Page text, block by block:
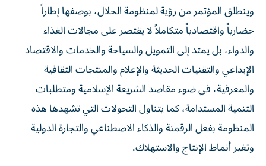
وينطلق المؤتمر من رؤية لمنظومة الحلال، بوصفها إطاراً
حضارياً واقتصادياً متكاملاً لا يقتصر على مجالات الغذاء
والدواء، بل يمتد إلى التمويل والسياحة والخدمات والاقتصاد
الإبداعي والتقنيات الحديثة والإعلام والمنتجات الثقافية
والمعرفية، في ضوء مقاصد الشريعة الإسلامية ومتطلبات
التنمية المستدامة، كما يتناول التحولات التي تشهدها هذه
المنظومة بفعل الرقمنة والذكاء الاصطناعي والتجارة الدولية
وتغير أنماط الإنتاج والاستهلاك.